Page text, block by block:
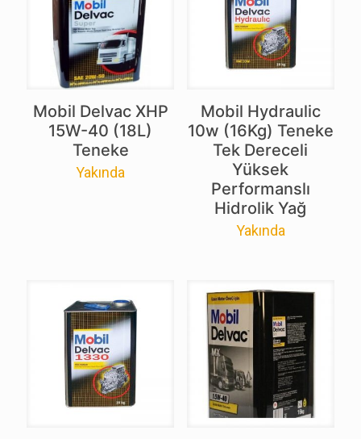
Mobil Delvac XHP
15W-40 (18L)
Teneke
Yakında
Mobil Hydraulic
10w (16Kg) Teneke
Tek Dereceli
Yüksek
Performanslı
Hidrolik Yağ
Yakında